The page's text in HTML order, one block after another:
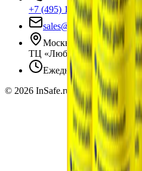
+7 (495) 135-35-99
sales@insafe.ru
Москва, Люблинская
ТЦ «Люблю Молл», -1
Ежедневно 10:00 —
© 2026 InSafe.ru — Товары и